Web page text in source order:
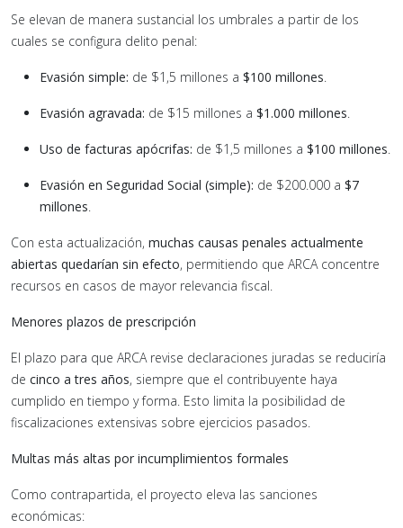
Se elevan de manera sustancial los umbrales a partir de los
cuales se configura delito penal:
Evasión simple: de $1,5 millones a $100 millones
Evasión agravada: de $15 millones a $1.000 millones
Uso de facturas apócrifas: de $1,5 millones a $100 millones
Evasión en Seguridad Social (simple): de $200.000 a $7
millones
Con esta actualización, muchas causas penales actualmente
abiertas quedarían sin efecto, permitiendo que ARCA concentre
recursos en casos de mayor relevancia fiscal.
Menores plazos de prescripción
El plazo para que ARCA revise declaraciones juradas se reduciría
de cinco a tres años, siempre que el contribuyente haya
cumplido en tiempo y forma. Esto limita la posibilidad de
fiscalizaciones extensivas sobre ejercicios pasados.
Multas más altas por incumplimientos formales
Como contrapartida, el proyecto eleva las sanciones
económicas: